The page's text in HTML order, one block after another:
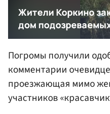
Погромы получили
комментарии
проезжающая мимо
участников